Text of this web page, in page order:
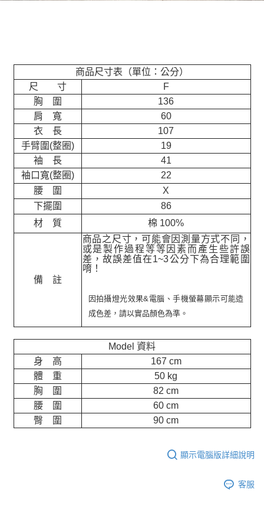
商品尺寸表（單位：公分）
尺 寸
F
胸 圍
136
肩 寬
60
衣 長
107
手臂圍(整圈)
19
袖 長
41
袖口寬(整圈)
22
腰 圍
X
下擺圍
86
材 質
棉 100%
備 註
商品之尺寸，可能會因測量方式不同，
或是製作過程等等因素而產生些許誤
差，故誤差值在1~3公分下為合理範圍
唷！
因拍攝燈光效果&電腦、手機螢幕顯示可能造
成色差，請以實品顏色為準。
Model 資料
身 高
167 cm
體 重
50 kg
胸 圍
82 cm
腰 圍
60 cm
臀 圍
90 cm
顯示電腦版詳細說明
客服